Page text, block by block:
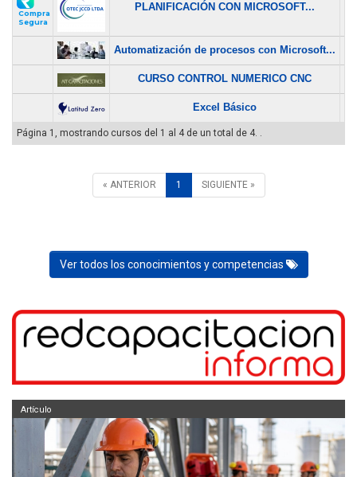
Compra
Segura
PLANIFICACIÓN CON MICROSOFT...
Automatización de procesos con Microsoft...
CURSO CONTROL NUMERICO CNC
Excel Básico
Página 1, mostrando cursos del 1 al 4 de un total de 4. .
« ANTERIOR 1 SIGUIENTE »
Ver todos los conocimientos y competencias
Artículo